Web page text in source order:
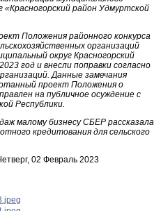
«Красногорский район Удмуртской
Положения районного конкурса
организаций
округ Красногорский
год и внесли поправки согласно
Данные замечания
проект Положения о
на публичное осуждение с
Республики.
малому бизнесу СБЕР рассказала
кредитования для сельского
02 Февраль 2023